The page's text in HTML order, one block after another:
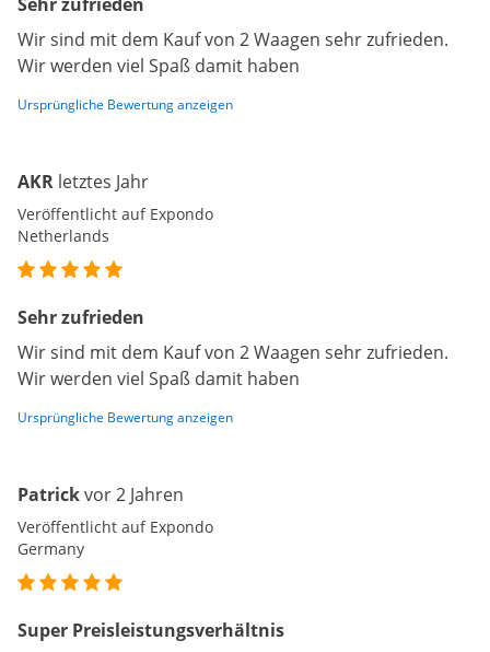
Wir sind mit dem Kauf von 2 Waagen sehr zufrieden.
Wir werden viel Spaß damit haben
Ursprüngliche Bewertung anzeigen
AKR letztes Jahr
Veröffentlicht auf Expondo
Netherlands
Sehr zufrieden
Wir sind mit dem Kauf von 2 Waagen sehr zufrieden.
Wir werden viel Spaß damit haben
Ursprüngliche Bewertung anzeigen
Patrickvor 2 Jahren
Veröffentlicht auf Expondo
Germany
Super Preisleistungsverhältnis